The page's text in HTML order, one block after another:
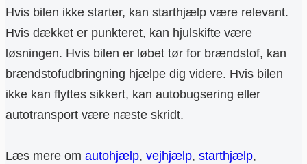
Hvis bilen ikke starter, kan starthjælp være relevant.
Hvis dækket er punkteret, kan hjulskifte være
løsningen. Hvis bilen er løbet tør for brændstof, kan
brændstofudbringning hjælpe dig videre. Hvis bilen
ikke kan flyttes sikkert, kan autobugsering eller
autotransport være næste skridt.
Læs mere om autohjælp, vejhjælp, starthjælp,